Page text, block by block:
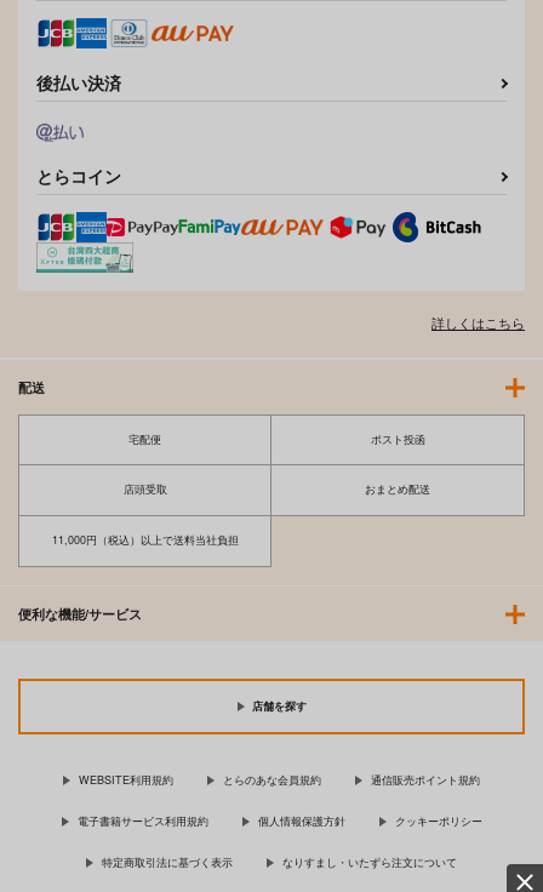
後払い決済
とらコイン
詳しくはこちら
配送
宅配便 ポスト投函
店頭受取 おまとめ配送
11,000円（税込）以上で送料当社負担
便利な機能/サービス
店舗を探す
WEBSITE利用規約 とらのあな会員規約 通信販売ポイント規約
電子書籍サービス利用規約 個人情報保護方針 クッキーポリシー
特定商取引法に基づく表示 なりすまし・いたずら注文について